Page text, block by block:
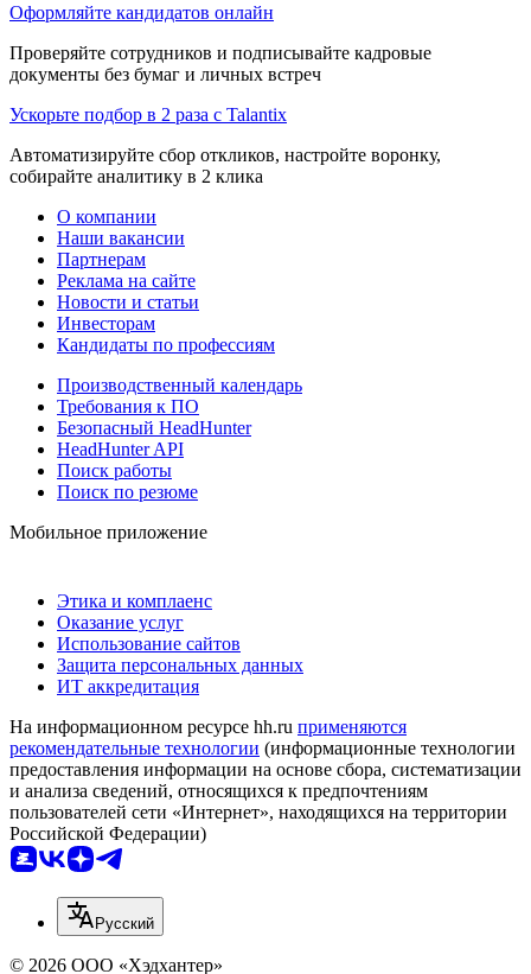
Оформляйте кандидатов онлайн
Проверяйте сотрудников и подписывайте кадровые
документы без бумаг и личных встреч
Ускорьте подбор в 2 раза с Talantix
Автоматизируйте сбор откликов, настройте воронку,
собирайте аналитику в 2 клика
О компании
Наши вакансии
Партнерам
Реклама на сайте
Новости и статьи
Инвесторам
Кандидаты по профессиям
Производственный календарь
Требования к ПО
Безопасный HeadHunter
HeadHunter API
Поиск работы
Поиск по резюме
Мобильное приложение
Этика и комплаенс
Оказание услуг
Использование сайтов
Защита персональных данных
ИТ аккредитация
На информационном ресурсе hh.ru применяются
рекомендательные технологии (информационные технологии
предоставления информации на основе сбора, систематизации
и анализа сведений, относящихся к предпочтениям
пользователей сети «Интернет», находящихся на территории
Российской Федерации)
Русский
© 2026 ООО «Хэдхантер»